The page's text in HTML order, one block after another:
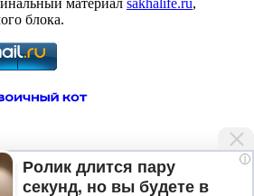
блока.
i
Ролик длится пару
секунд, но вы будете в